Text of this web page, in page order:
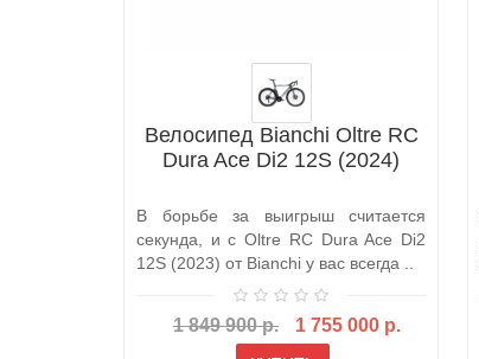
Велосипед Bianchi Oltre RC
Dura Ace Di2 12S (2024)
В борьбе за выигрыш считается
секунда, и с Oltre RC Dura Ace Di2
12S (2023) от Bianchi у вас всегда ..
1 849 900 р. 1 755 000 р.